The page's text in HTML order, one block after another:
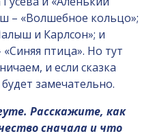
– «Волшебное кольцо»;
и Карлсон»; и
птица». Но тут
и если сказка
замечательно.
Расскажите, как
сначала и что